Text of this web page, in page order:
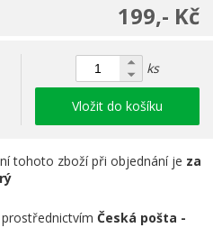
199,- Kč
ks
Vložit do košíku
tohoto zboží při objednání je za
prostřednictvím Česká pošta -